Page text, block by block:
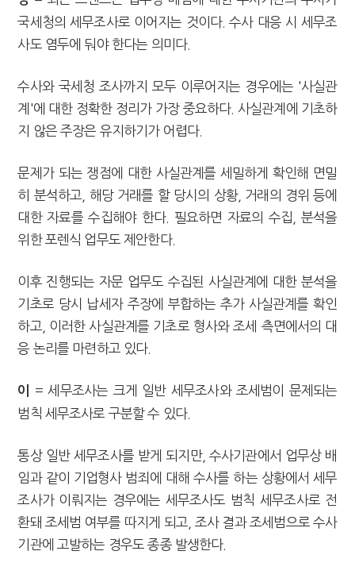
국세청의 세무조사로 이어지는 것이다. 수사 대응 시 세무조
사도 염두에 둬야 한다는 의미다.
수사와 국세청 조사까지 모두 이루어지는 경우에는 '사실관
계'에 대한 정확한 정리가 가장 중요하다. 사실관계에 기초하
지 않은 주장은 유지하기가 어렵다.
문제가 되는 쟁점에 대한 사실관계를 세밀하게 확인해 면밀
히 분석하고, 해당 거래를 할 당시의 상황, 거래의 경위 등에
대한 자료를 수집해야 한다. 필요하면 자료의 수집, 분석을
위한 포렌식 업무도 제안한다.
이후 진행되는 자문 업무도 수집된 사실관계에 대한 분석을
기초로 당시 납세자 주장에 부합하는 추가 사실관계를 확인
하고, 이러한 사실관계를 기초로 형사와 조세 측면에서의 대
응 논리를 마련하고 있다.
이 = 세무조사는 크게 일반 세무조사와 조세범이 문제되는
범칙 세무조사로 구분할 수 있다.
통상 일반 세무조사를 받게 되지만, 수사기관에서 업무상 배
임과 같이 기업형사 범죄에 대해 수사를 하는 상황에서 세무
조사가 이뤄지는 경우에는 세무조사도 범칙 세무조사로 전
환돼 조세범 여부를 따지게 되고, 조사 결과 조세범으로 수사
기관에 고발하는 경우도 종종 발생한다.